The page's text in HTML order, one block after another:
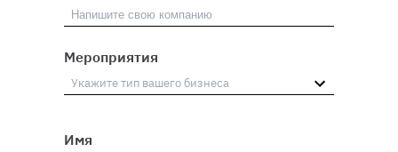
Мероприятия
Имя